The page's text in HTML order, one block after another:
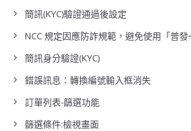
簡訊(KYC)驗證通過後設定
NCC 規定因應防詐規範，避免使用「普
簡訊身分驗證(KYC)
錯誤訊息：轉換編號輸入框消失
訂單列表-篩選功能
篩選條件:檢視畫面